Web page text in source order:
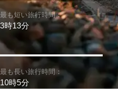
最も短い旅行時間：
3時13分
最も長い旅行時間：
10時5分